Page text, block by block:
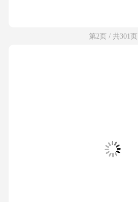
第2页 / 共301页